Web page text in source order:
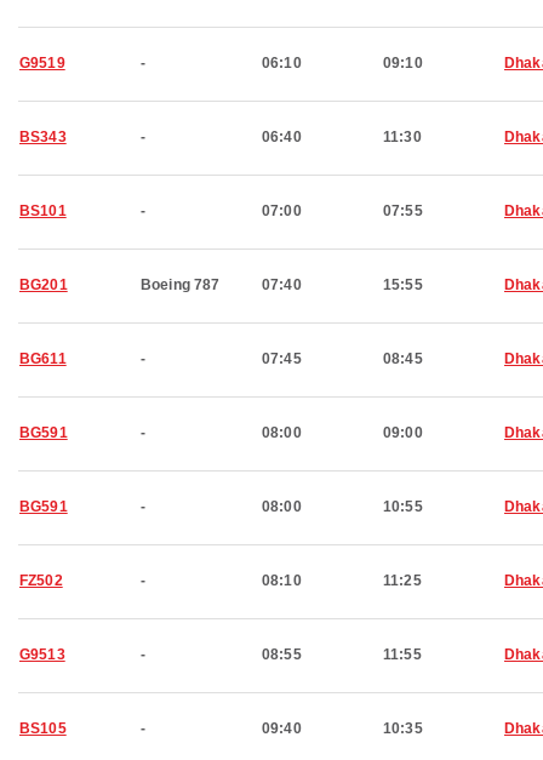
G9519 - 06:10 09:10
BS343 - 06:40 11:30
BS101 - 07:00 07:55
BG201 Boeing 787 07:40 15:55
BG611 - 07:45 08:45
BG591 - 08:00 09:00
BG591 - 08:00 10:55
FZ502 - 08:10 11:25
G9513 - 08:55 11:55
BS105 - 09:40 10:35